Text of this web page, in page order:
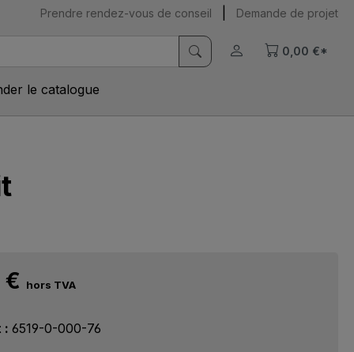
Prendre rendez-vous de conseil Demande de projet
0,00 €*
le catalogue
€ hors TVA
:6519-0-000-76